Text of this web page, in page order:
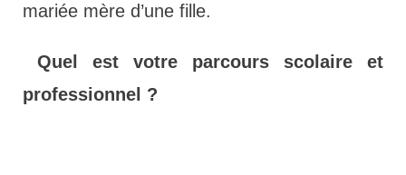
mariée mère d’une fille.
Quel est votre parcours scolaire et
professionnel ?